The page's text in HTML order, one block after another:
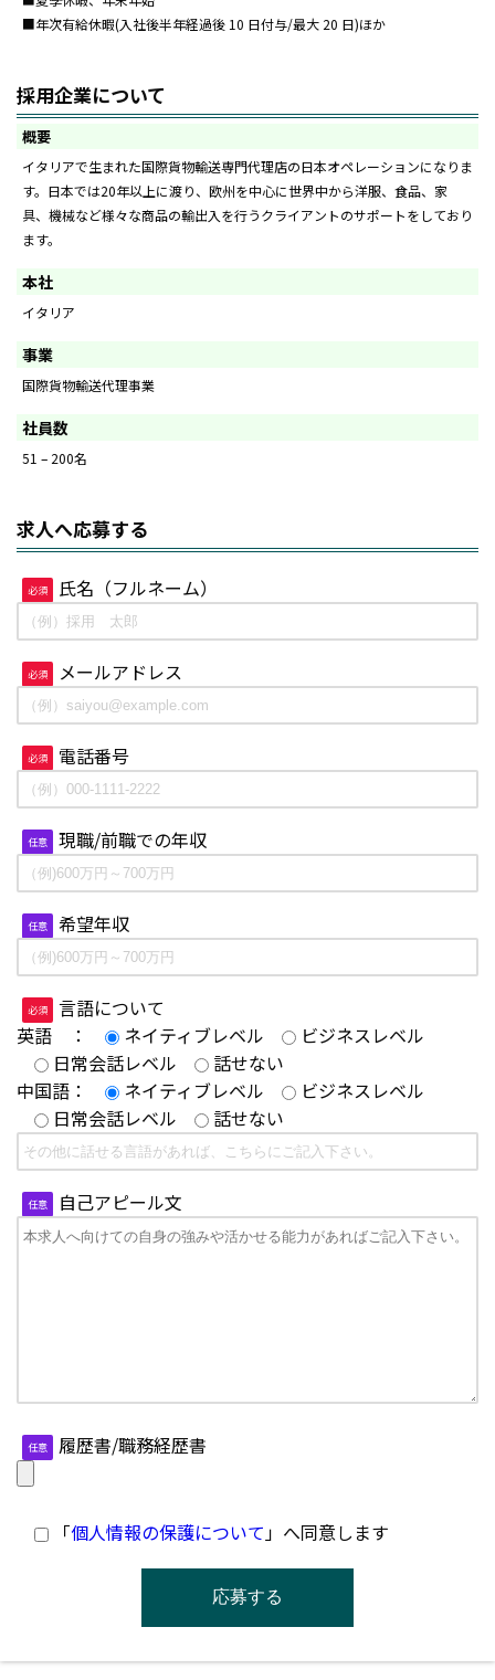
■年次有給休暇(入社後半年経過後 10 日付与/最大 20 日)ほか
採用企業について
概要
イタリアで生まれた国際貨物輸送専門代理店の日本オペレーションになりま
す。日本では20年以上に渡り、欧州を中心に世界中から洋服、食品、家
具、機械など様々な商品の輸出入を行うクライアントのサポートをしており
ます。
本社
イタリア
事業
国際貨物輸送代理事業
社員数
51 – 200名
求人へ応募する
必須 氏名（フルネーム）
必須 メールアドレス
必須 電話番号
任意 現職/前職での年収
任意 希望年収
必須
言語について
英語 ：
ネイティブレベル
ビジネスレベル
日常会話レベル
話せない
中国語：
ネイティブレベル
ビジネスレベル
日常会話レベル
話せない
任意 自己アピール文
任意 履歴書/職務経歴書
「個人情報の保護について 」へ同意します